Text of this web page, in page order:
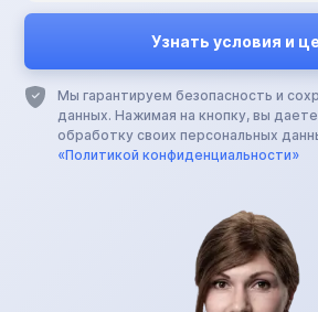
Мы гарантируем безопасность и
данных. Нажимая на кнопку, вы даете
обработку своих персональных
«Политикой конфиденциальности»